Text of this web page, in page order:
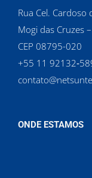
Rua Cel. Cardoso
Mogi das Cruzes –
CEP 08795-020
‪+55 11
ONDE ESTAMOS